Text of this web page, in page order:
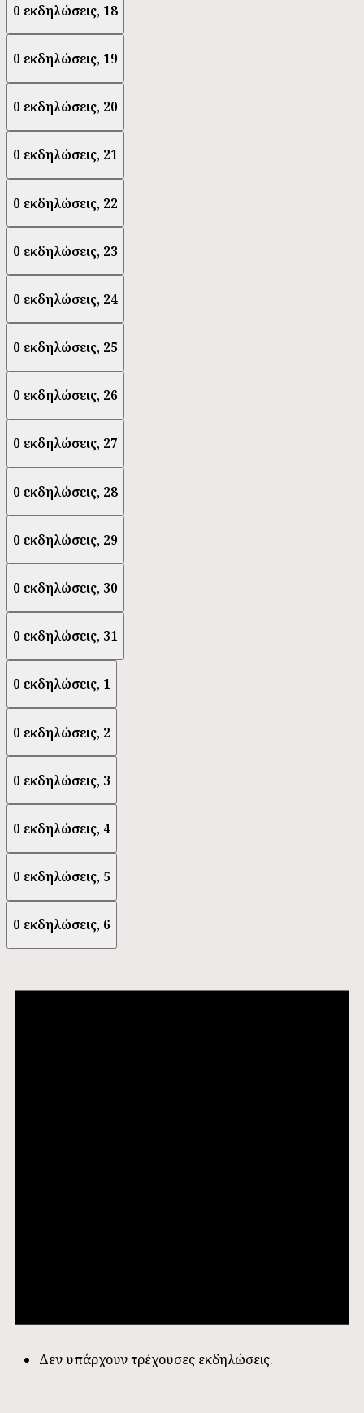
0 εκδηλώσεις, 18
0 εκδηλώσεις, 19
0 εκδηλώσεις, 20
0 εκδηλώσεις, 21
0 εκδηλώσεις, 22
0 εκδηλώσεις, 23
0 εκδηλώσεις, 24
0 εκδηλώσεις, 25
0 εκδηλώσεις, 26
0 εκδηλώσεις, 27
0 εκδηλώσεις, 28
0 εκδηλώσεις, 29
0 εκδηλώσεις, 30
0 εκδηλώσεις, 31
0 εκδηλώσεις, 1
0 εκδηλώσεις, 2
0 εκδηλώσεις, 3
0 εκδηλώσεις, 4
0 εκδηλώσεις, 5
0 εκδηλώσεις, 6
Δεν υπάρχουν τρέχουσες εκδηλώσεις.